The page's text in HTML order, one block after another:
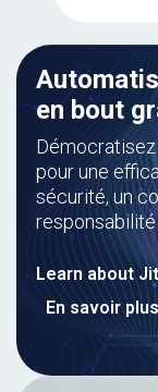
en bout
pour une
sécurité, un
Learn about
En savoir